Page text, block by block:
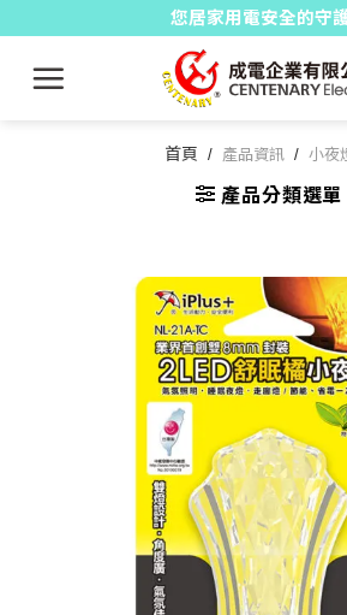
content
您居家用電安全的守
首頁 / 產品資訊 / 小夜
產品分類選單